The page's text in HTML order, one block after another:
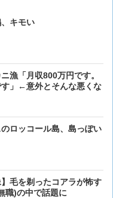
、キモい
漁「月収800万円です。
」←意外とそんな悪くな
のロッコール島、島っぽい
】毛を剃ったコアラが怖す
職)の中で話題に
【閲覧注意・画像】毛を剃
【画像】欧州の鳩、キモい
【画像】イギリスのロッコ
犬って普段何考えてるの？